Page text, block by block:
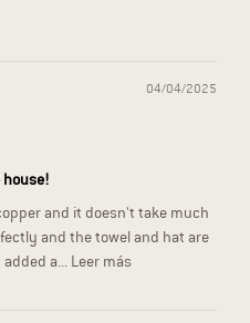
04/04/2025
house!
and it doesn't take much
and the towel and hat are
a... Leer más